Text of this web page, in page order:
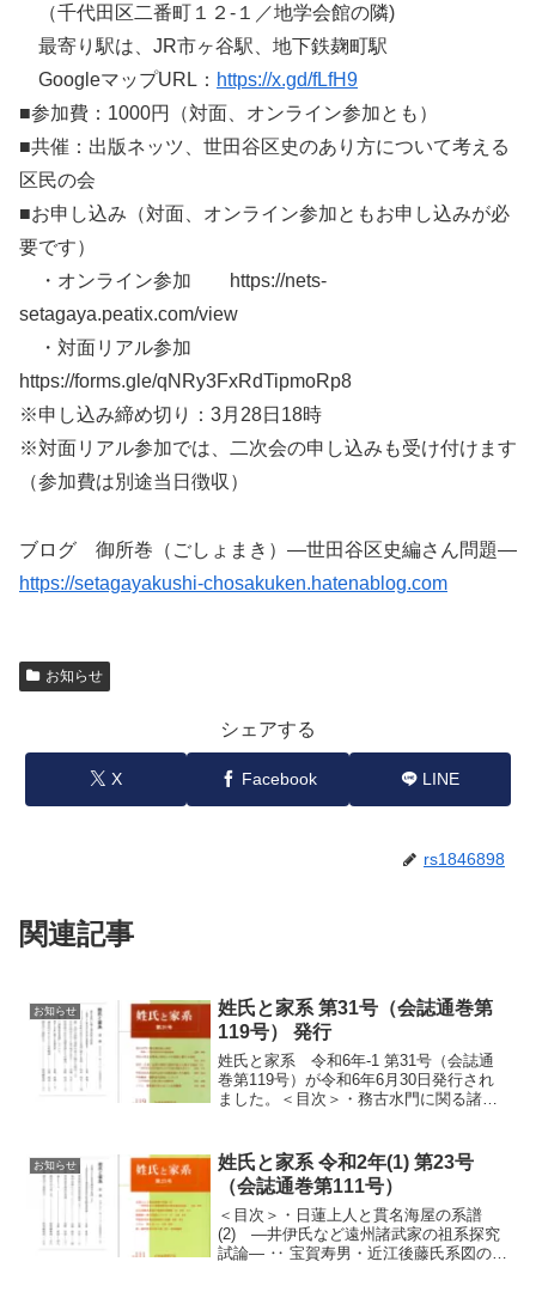
（千代田区二番町１２-１／地学会館の隣)
最寄り駅は、JR市ヶ谷駅、地下鉄麹町駅
GoogleマップURL： https://x.gd/fLfH9
■参加費：1000円（対面、オンライン参加とも）
■共催：出版ネッツ、世田谷区史のあり方について考える
区民の会
■お申し込み（対面、オンライン参加ともお申し込みが必
要です）
・オンライン参加 https://nets-
setagaya.peatix.com/view
・対面リアル参加
https://forms.gle/qNRy3FxRdTipmoRp8
※申し込み締め切り：3月28日18時
※対面リアル参加では、二次会の申し込みも受け付けます
（参加費は別途当日徴収）
ブログ 御所巻（ごしょまき）―世田谷区史編さん問題―
https://setagayakushi-chosakuken.hatenablog.com
お知らせ
シェアする
X Facebook LINE
rs1846898
関連記事
お知らせ
姓氏と家系 第31号（会誌通巻第
119号） 発行
姓氏と家系 令和6年-1 第31号（会誌通
巻第119号）が令和6年6月30日発行され
ました。＜目次＞・務古水門に関る諸氏
上田氏とその系図に関する考察 ‥ 松永昂
大・...
お知らせ
姓氏と家系 令和2年(1) 第23号
（会誌通巻第111号）
＜目次＞・日蓮上人と貫名海屋の系譜
(2) ―井伊氏など遠州諸武家の祖系探究
試論― ‥ 宝賀寿男・近江後藤氏系図の仮